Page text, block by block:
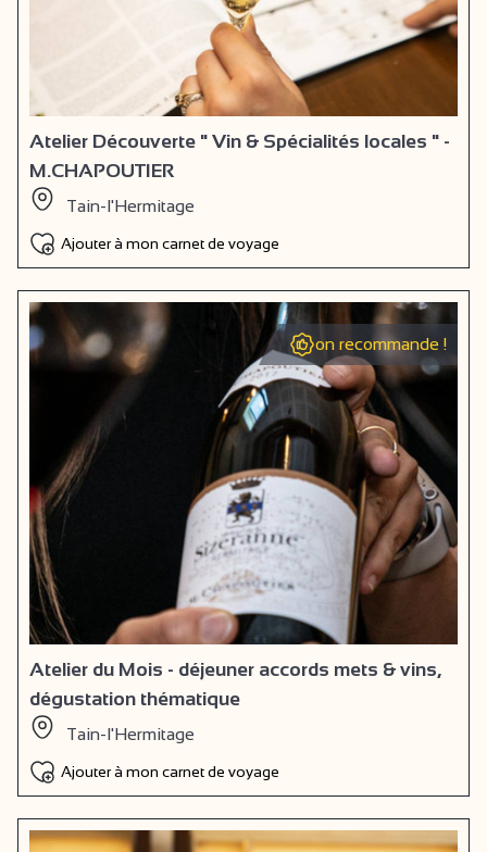
Atelier Découverte " Vin & Spécialités locales " -
M.CHAPOUTIER
Tain-l'Hermitage
Ajouter à mon carnet de voyage
on recommande !
Atelier du Mois - déjeuner accords mets & vins,
dégustation thématique
Tain-l'Hermitage
Ajouter à mon carnet de voyage